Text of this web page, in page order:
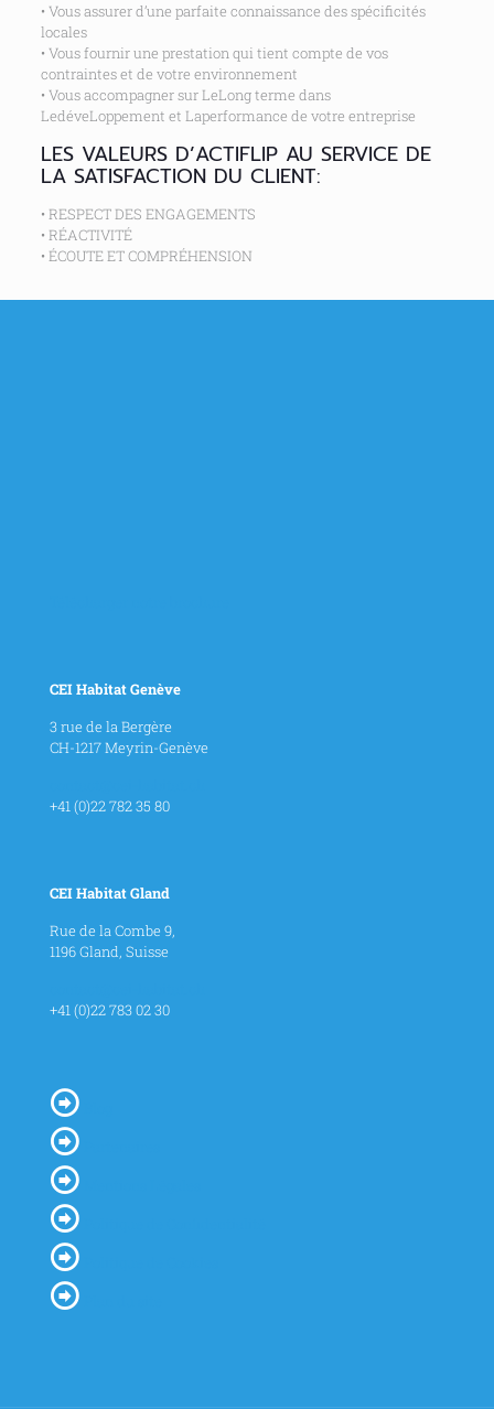
• Vous assurer d’une parfaite connaissance des spécificités
locales
• Vous fournir une prestation qui tient compte de vos
contraintes et de votre environnement
• Vous accompagner sur LeLong terme dans
LedéveLoppement et Laperformance de votre entreprise
LES VALEURS D’ACTIFLIP AU SERVICE DE
LA SATISFACTION DU CLIENT:
• RESPECT DES ENGAGEMENTS
• RÉACTIVITÉ
• ÉCOUTE ET COMPRÉHENSION
CEI Habitat Genève
3 rue de la Bergère
CH-1217 Meyrin-Genève
+41 (0)22 782 35 80
CEI Habitat Gland
Rue de la Combe 9,
1196 Gland, Suisse
+41 (0)22 783 02 30